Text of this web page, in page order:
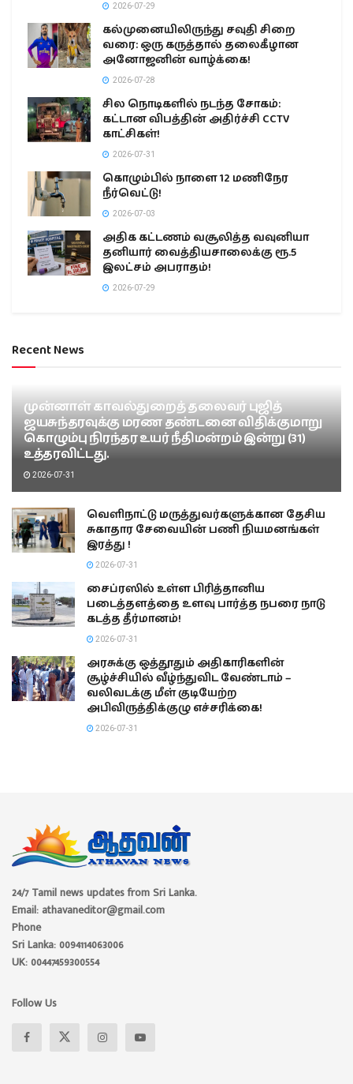
2026-07-29
கல்முனையிலிருந்து சவுதி சிறை
வரை: ஒரு கருத்தால் தலைகீழான
அனோஜனின் வாழ்க்கை!
2026-07-28
சில நொடிகளில் நடந்த சோகம்:
கட்டான விபத்தின் அதிர்ச்சி CCTV
காட்சிகள்!
2026-07-31
கொழும்பில் நாளை 12 மணிநேர
நீர்வெட்டு!
2026-07-03
அதிக கட்டணம் வசூலித்த வவுனியா
தனியார் வைத்தியசாலைக்கு ரூ.5
இலட்சம் அபராதம்!
2026-07-29
Recent News
முன்னாள் காவல்துறைத் தலைவர் புஜித்
ஜயசுந்தரவுக்கு மரண தண்டனை விதிக்குமாறு
கொழும்பு நிரந்தர உயர் நீதிமன்றம் இன்று (31)
உத்தரவிட்டது.
2026-07-31
வெளிநாட்டு மருத்துவர்களுக்கான தேசிய
சுகாதார சேவையின் பணி நியமனங்கள்
இரத்து !
2026-07-31
சைப்ரஸில் உள்ள பிரித்தானிய
படைத்தளத்தை உளவு பார்த்த நபரை நாடு
கடத்த தீர்மானம்!
2026-07-31
அரசுக்கு ஒத்தூதும் அதிகாரிகளின்
சூழ்ச்சியில் வீழ்ந்துவிட வேண்டாம் –
வலிவடக்கு மீள் குடியேற்ற
அபிவிருத்திக்குழு எச்சரிக்கை!
2026-07-31
24/7 Tamil news updates from Sri Lanka.
Email: athavaneditor@gmail.com
Phone
Sri Lanka: 0094114063006
UK: 00447459300554
Follow Us